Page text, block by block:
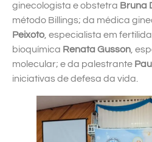
ginecologista e obstetra Bruna
método Billings; da médica
Peixoto , especialista em
bioquímica Renata Gusson ,
molecular; e da palestrante
iniciativas de defesa da vida.